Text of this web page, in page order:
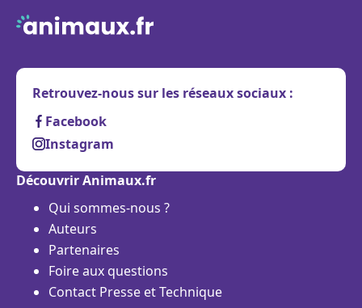
Retrouvez-nous sur les réseaux sociaux :
Facebook
Instagram
Découvrir Animaux.fr
Qui sommes-nous ?
Auteurs
Partenaires
Foire aux questions
Contact Presse et Technique